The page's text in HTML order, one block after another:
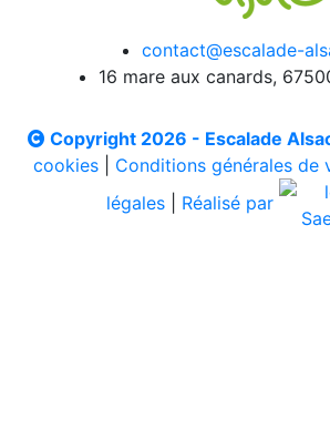
contact@escalade-
16 mare aux canards,
Copyright 2026 - Escalade
cookies| Conditions générales de
légales
Réalisé par